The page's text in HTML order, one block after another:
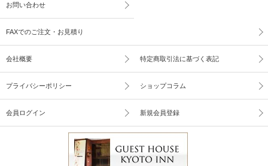
お問い合わせ
FAXでのご注文・お見積り
会社概要 特定商取引法に基づく表記
プライバシーポリシー ショップコラム
会員ログイン 新規会員登録